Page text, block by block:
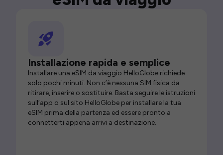
Installazione rapida e semplice
Installare una eSIM da viaggio HelloGlobe richiede
solo pochi minuti. Non c’è nessuna SIM fisica da
ritirare, inserire o sostituire. Basta seguire le istruzioni
sull’app o sul sito HelloGlobe per installare la tua
eSIM prima della partenza ed essere pronto a
connetterti appena arrivi a destinazione.